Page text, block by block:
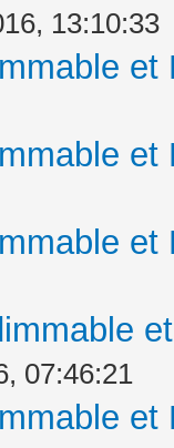
13:10:33
07:46:21